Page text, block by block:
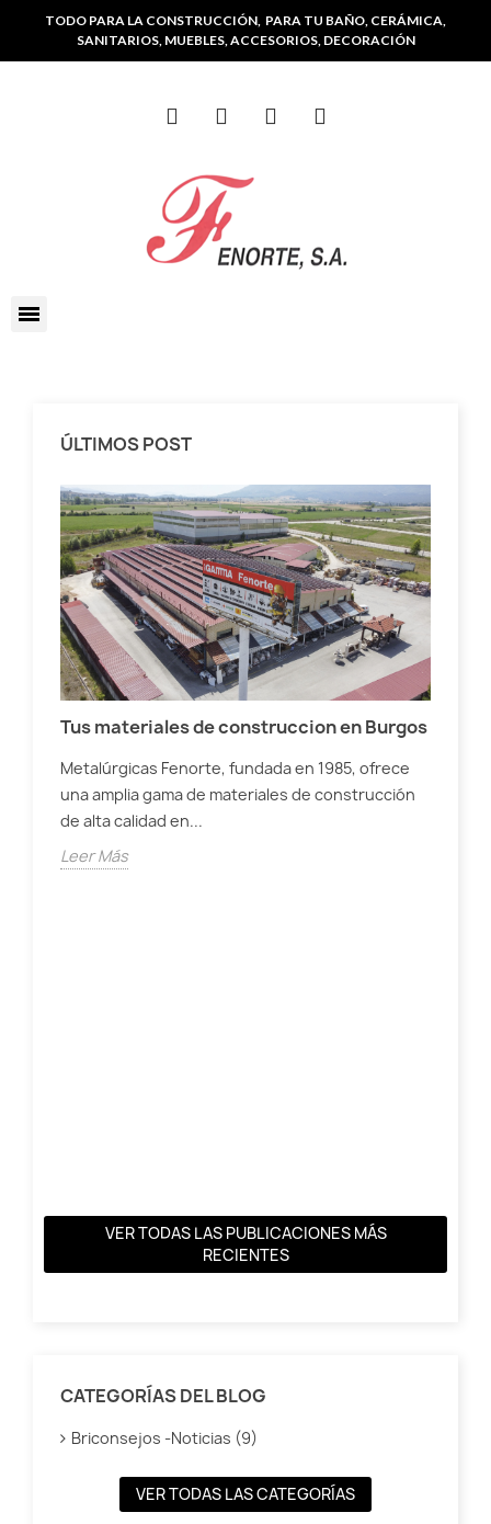
TODO PARA LA CONSTRUCCIÓN, PARA TU BAÑO, CERÁMICA,
SANITARIOS, MUEBLES, ACCESORIOS, DECORACIÓN
ÚLTIMOS POST
Tus materiales de construccion en Burgos
Metalúrgicas Fenorte, fundada en 1985, ofrece
una amplia gama de materiales de construcción
de alta calidad en...
Leer Más
VER TODAS LAS PUBLICACIONES MÁS
RECIENTES
CATEGORÍAS DEL BLOG
Briconsejos -Noticias (9)
VER TODAS LAS CATEGORÍAS